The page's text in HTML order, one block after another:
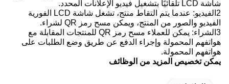
شاشة LCD تلقائيًا بتشغيل فيديو الإعلانات المحدد.
2الفيديو: عندما يتم التقاط منتج، تشغل شاشة LCD الفورية
الفيديو والصور من المنتج، ويمكن مسح رمز QR لشراء.
3الشراء: يمكن للعملاء مسح رمز QR للمنتجات المقابلة مع
هواتفهم المحمولة وإجراء الدفع عن طريق وضع الطلبات على
هواتفهم المحمولة.
يمكن تخصيص المزيد من الوظائف